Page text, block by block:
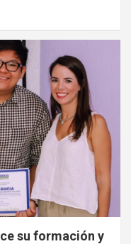
su formación y